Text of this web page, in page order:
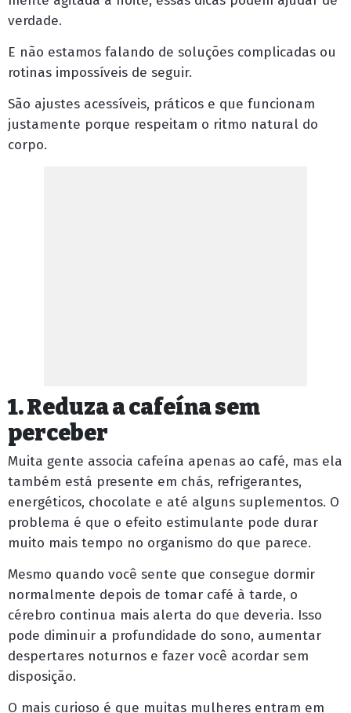
verdade.
E não estamos falando de soluções complicadas ou
rotinas impossíveis de seguir.
São ajustes acessíveis, práticos e que funcionam
justamente porque respeitam o ritmo natural do
corpo.
1. Reduza a cafeína sem
perceber
Muita gente associa cafeína apenas ao café, mas ela
também está presente em chás, refrigerantes,
energéticos, chocolate e até alguns suplementos. O
problema é que o efeito estimulante pode durar
muito mais tempo no organismo do que parece.
Mesmo quando você sente que consegue dormir
normalmente depois de tomar café à tarde, o
cérebro continua mais alerta do que deveria. Isso
pode diminuir a profundidade do sono, aumentar
despertares noturnos e fazer você acordar sem
disposição.
O mais curioso é que muitas mulheres entram em